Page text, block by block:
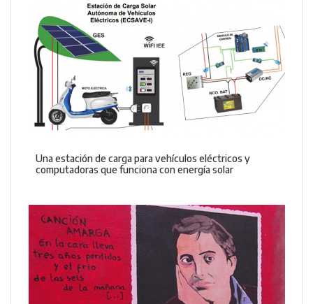
Una estación de carga para vehículos eléctricos y
computadoras que funciona con energía solar